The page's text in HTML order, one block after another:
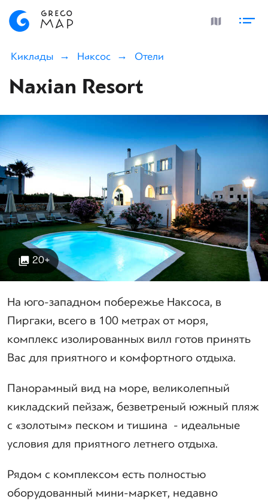
Киклады Наксос Отели
Naxian Resort
20+
На юго-западном побережье Наксоса, в
Пиргаки, всего в 100 метрах от моря,
комплекс изолированных вилл готов принять
Вас для приятного и комфортного отдыха.
Панорамный вид на море, великолепный
кикладский пейзаж, безветреный южный пляж
с «золотым» песком и тишина - идеальные
условия для приятного летнего отдыха.
Рядом с комплексом есть полностью
оборудованный мини-маркет, недавно